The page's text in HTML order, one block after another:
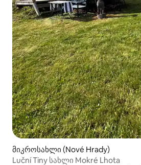
მიკროსახლი (Nové Hrady)
Luční Tiny სახლი Mokré Lhota